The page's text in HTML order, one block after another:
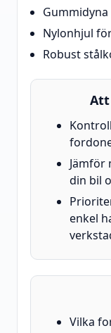
Nylonhjul
Robust
Att
Jämför
din bil
enkel
Vilka